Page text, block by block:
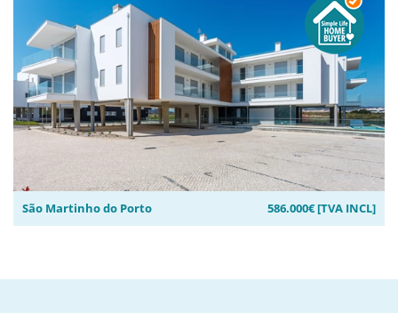
São Martinho do Porto 586.000€ [TVA INCL]